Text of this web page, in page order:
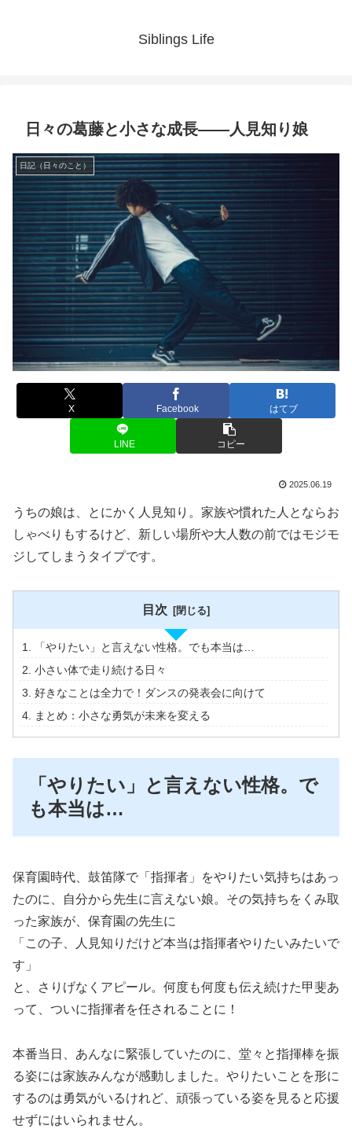
Siblings Life
日々の葛藤と小さな成長――人見知り娘
日記（日々のこと）
X Facebook はてブ
LINE コピー
2025.06.19
うちの娘は、とにかく人見知り。家族や慣れた人とならお
しゃべりもするけど、新しい場所や大人数の前ではモジモ
ジしてしまうタイプです。
目次
「やりたい」と言えない性格。でも本当は…
小さい体で走り続ける日々
好きなことは全力で！ダンスの発表会に向けて
まとめ：小さな勇気が未来を変える
「やりたい」と言えない性格。で
も本当は…
保育園時代、鼓笛隊で「指揮者」をやりたい気持ちはあっ
たのに、自分から先生に言えない娘。その気持ちをくみ取
った家族が、保育園の先生に
「この子、人見知りだけど本当は指揮者やりたいみたいで
す」
と、さりげなくアピール。何度も何度も伝え続けた甲斐あ
って、ついに指揮者を任されることに！
本番当日、あんなに緊張していたのに、堂々と指揮棒を振
る姿には家族みんなが感動しました。やりたいことを形に
するのは勇気がいるけれど、頑張っている姿を見ると応援
せずにはいられません。